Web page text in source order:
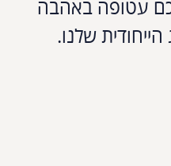
עטופה באהבה
שלנו.